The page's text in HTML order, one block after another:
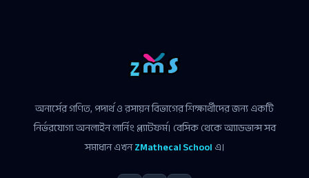
অনার্সের গণিত, পদার্থ ও রসায়ন বিভাগের শিক্ষার্থীদের জন্য একটি
নির্ভরযোগ্য অনলাইন লার্নিং প্ল্যাটফর্ম। বেসিক থেকে অ্যাডভান্স সব
সমাধান এখনZMathecal Schoolএ।